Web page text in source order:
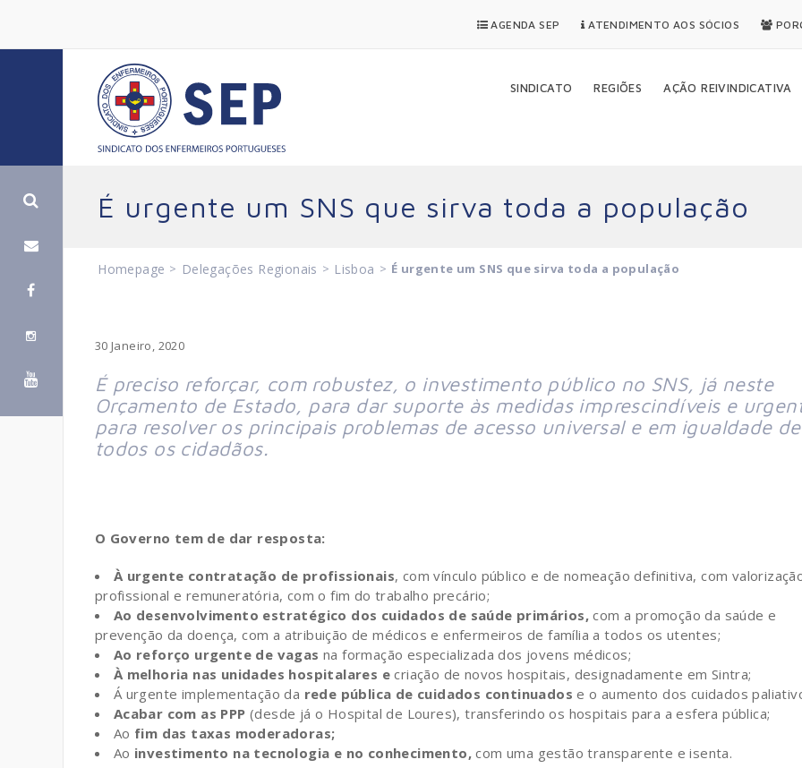
AGENDA SEP ATENDIMENTO AOS SÓCIOS
SINDICATO REGIÕES AÇÃO REIVINDICATIVA
É urgente um SNS que sirva toda a população
Homepage > Delegações Regionais > Lisboa > É urgente um SNS que sirva toda a população
30 Janeiro, 2020
É preciso reforçar, com robustez, o investimento público no SNS, já neste
Orçamento de Estado, para dar suporte às medidas imprescindíveis e
para resolver os principais problemas de acesso universal e em igualdade de
todos os cidadãos.
O Governo tem de dar resposta:
À urgente contratação de profissionais, com vínculo público e de nomeação definitiva, com
profissional e remuneratória, com o fim do trabalho precário;
Ao desenvolvimento estratégico dos cuidados de saúde primários,com a promoção da saúde e
prevenção da doença, com a atribuição de médicos e enfermeiros de família a todos os utentes;
Ao reforço urgente de vagas na formação especializada dos jovens médicos;
À melhoria nas unidades hospitalares ecriação de novos hospitais, designadamente em Sintra;
Á urgente implementação da rede pública de cuidados continuados e o aumento dos cuidados
Acabar com as PPP (desde já o Hospital de Loures), transferindo os hospitais para a esfera pública;
Ao fim das taxas moderadoras;
Ao investimento na tecnologia e no conhecimento,com uma gestão transparente e isenta.